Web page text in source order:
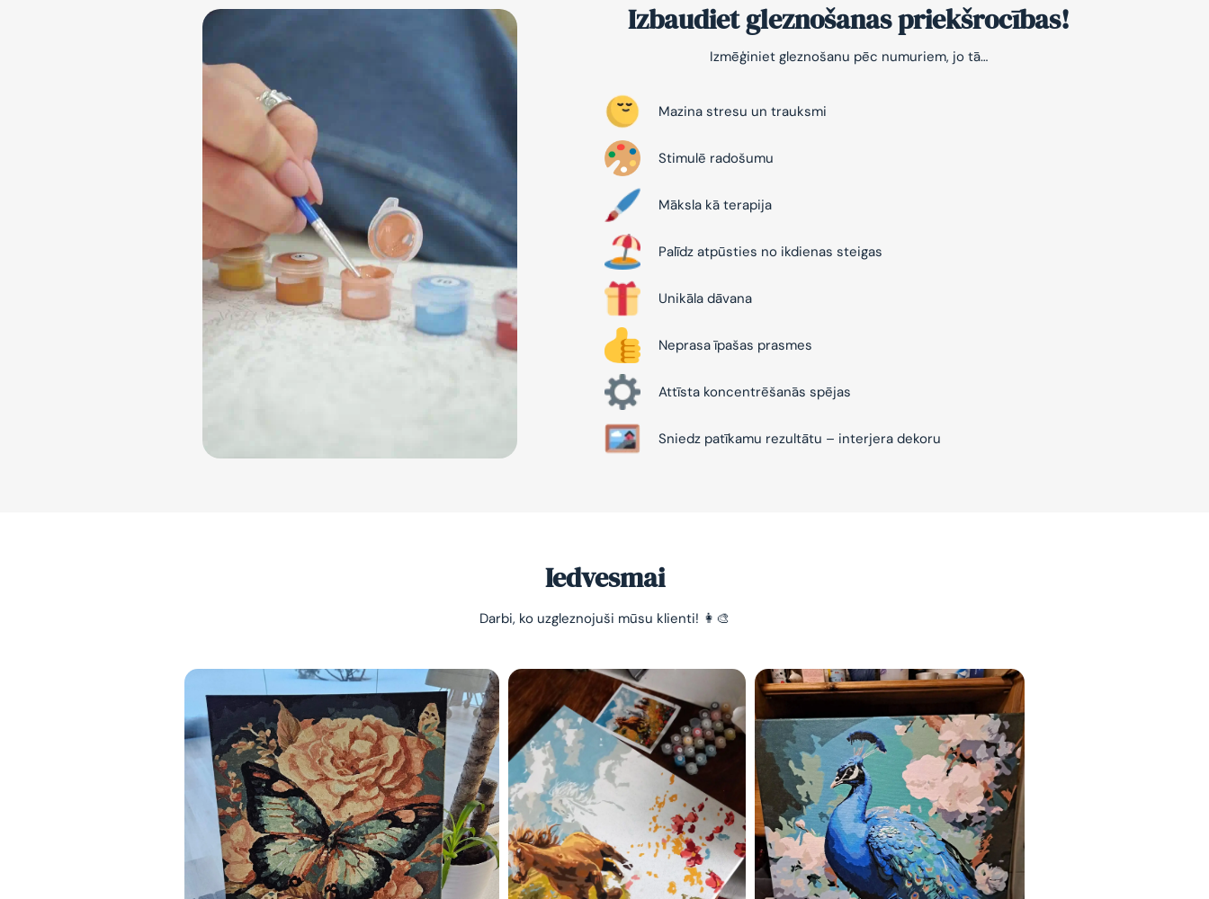
Izbaudiet gleznošanas priekšrocības!
Izmēģiniet gleznošanu pēc numuriem, jo tā…
Mazina stresu un trauksmi
Stimulē radošumu
Māksla kā terapija
Palīdz atpūsties no ikdienas steigas
Unikāla dāvana
Neprasa īpašas prasmes
Attīsta koncentrēšanās spējas
Sniedz patīkamu rezultātu – interjera dekoru
Iedvesmai
Darbi, ko uzgleznojuši mūsu klienti! 👩‍🎨-10% pirmajam
Vienkāršs veids, kā atslābināties un
nomierināt trauksmainās domas 😌
Esmu iepazinies ar GleznoPats.lv
privātuma politiku un piekrītu tai